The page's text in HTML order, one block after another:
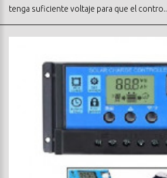
tenga suficiente voltaje para que el contro..